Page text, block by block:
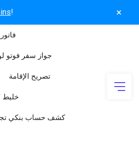
! ×
جواز سفر فوتو
تصريح الإقامة
خليط
كشف حساب بنكي